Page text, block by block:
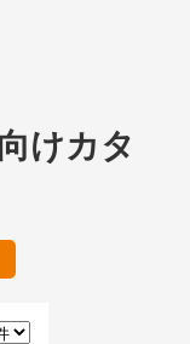
けカタ